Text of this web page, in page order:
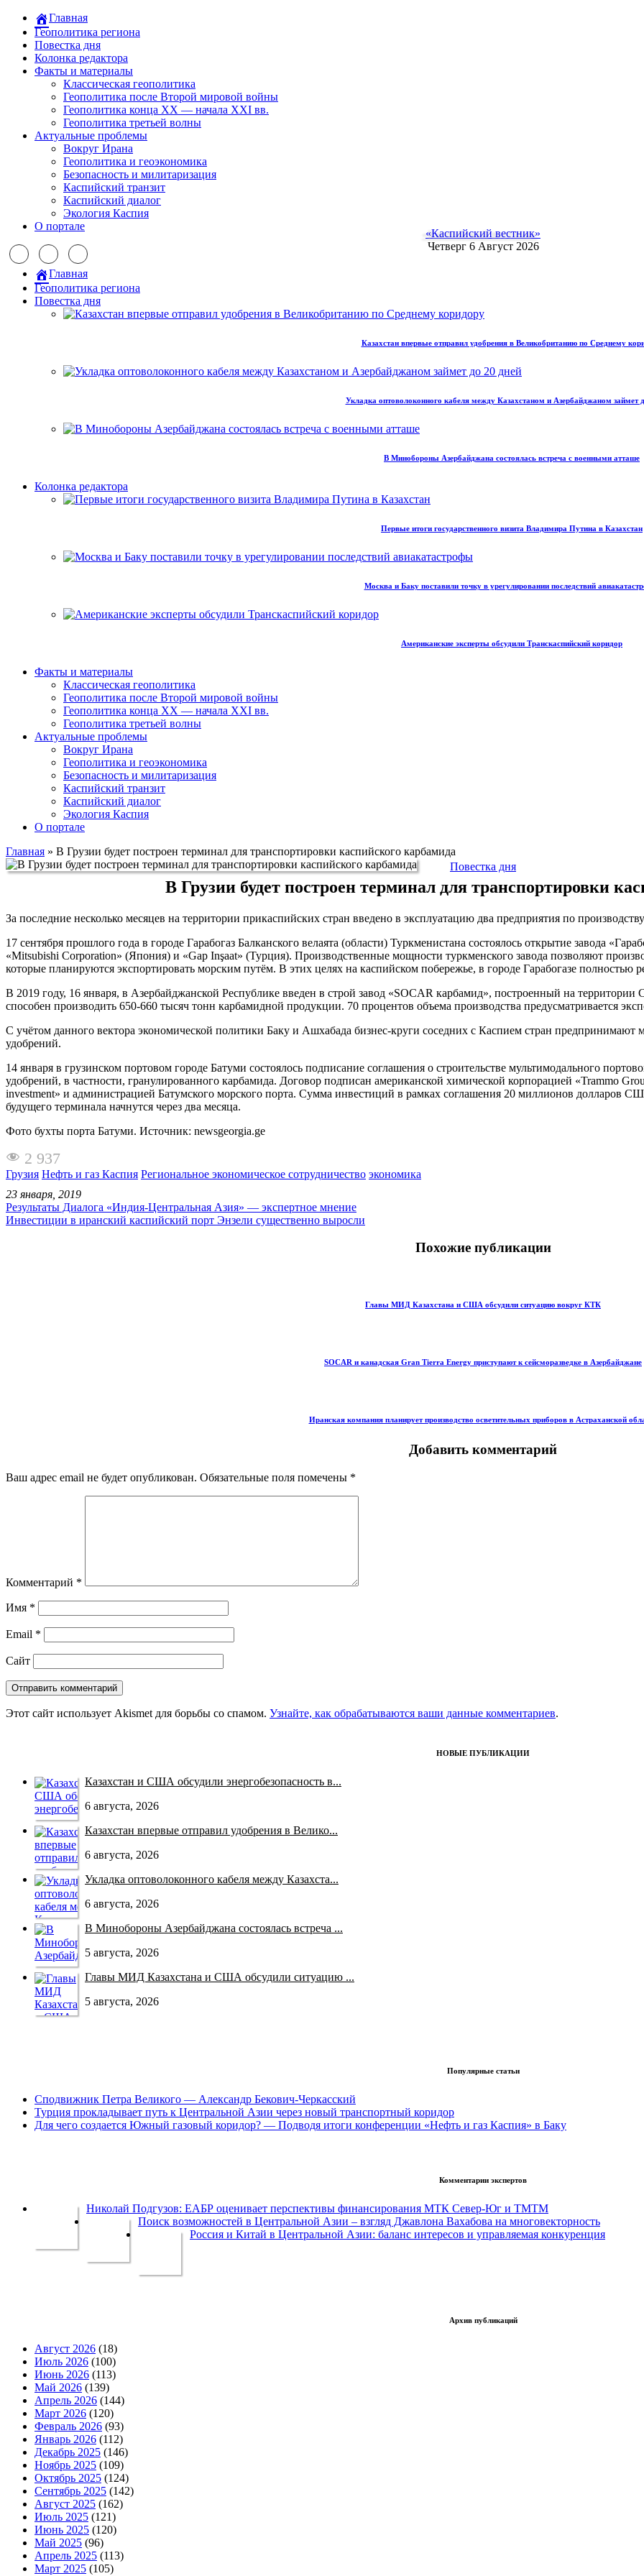
Главная
Геополитика региона
Повестка дня
Колонка редактора
Факты и материалы
Классическая геополитика
Геополитика после Второй мировой войны
Геополитика конца XX — начала XXI вв.
Геополитика третьей волны
Актуальные проблемы
Вокруг Ирана
Геополитика и геоэкономика
Безопасность и милитаризация
Каспийский транзит
Каспийский диалог
Экология Каспия
О портале
«Каспийский вестник»
Четверг 6 Август 2026
Главная
Геополитика региона
Повестка дня
Казахстан впервые отправил удобрения в Великобританию по Среднему
Укладка оптоволоконного кабеля между Казахстаном и Азербайджаном займет
В Минобороны Азербайджана состоялась встреча с военными атташе
Колонка редактора
Первые итоги государственного визита Владимира Путина в Казахстан
Москва и Баку поставили точку в урегулировании последствий
Американские эксперты обсудили Транскаспийский коридор
Факты и материалы
Классическая геополитика
Геополитика после Второй мировой войны
Геополитика конца XX — начала XXI вв.
Геополитика третьей волны
Актуальные проблемы
Вокруг Ирана
Геополитика и геоэкономика
Безопасность и милитаризация
Каспийский транзит
Каспийский диалог
Экология Каспия
О портале
Главная » В Грузии будет построен терминал для транспортировки каспийского карбамида
Повестка дня
В Грузии будет построен терминал для транспортировки
За последние несколько месяцев на территории прикаспийских стран введено в эксплуатацию два предприятия по
17 сентября прошлого года в городе Гарабогаз Балканского велаята (области) Туркменистана состоялось открытие завода
«Mitsubishi Corporation» (Япония) и «Gap Inşaat» (Турция). Производственные мощности туркменского завода позволяют
которые планируются экспортировать морским путём. В этих целях на каспийском побережье, в городе Гарабогазе полностью
В 2019 году, 16 января, в Азербайджанской Республике введен в строй завод «SOCAR карбамид», построенный на
способен производить 650-660 тысяч тонн карбамидной продукции. 70 процентов объема производства предусматривается
С учётом данного вектора экономической политики Баку и Ашхабада бизнес-круги соседних с Каспием стран
удобрений.
14 января в грузинском портовом городе Батуми состоялось подписание соглашения о строительстве мультимодального
удобрений, в частности, гранулированного карбамида. Договор подписан американской химической корпорацией «Trammo
investment» и администрацией Батумского морского порта. Сумма инвестиций в рамках соглашения 20 миллионов долларов
будущего терминала начнутся через два месяца.
Фото бухты порта Батуми. Источник: newsgeorgia.ge
2 937
Грузия Нефть и газ Каспия Региональное экономическое сотрудничество экономика
23 января, 2019
Результаты Диалога «Индия-Центральная Азия» — экспертное мнение
Инвестиции в иранский каспийский порт Энзели существенно выросли
Похожие публикации
Главы МИД Казахстана и США обсудили ситуацию вокруг КТК
SOCAR и канадская Gran Tierra Energy приступают к сейсморазведке в Азербайджане
Иранская компания планирует производство осветительных приборов в Астраханской
Добавить комментарий
Ваш адрес email не будет опубликован. Обязательные поля помечены *
Комментарий *
Имя *
Email *
Сайт
Этот сайт использует Akismet для борьбы со спамом. Узнайте, как обрабатываются ваши данные комментариев.
НОВЫЕ ПУБЛИКАЦИИ
Казахстан и США обсудили энергобезопасность в...
6 августа, 2026
Казахстан впервые отправил удобрения в Велико...
6 августа, 2026
Укладка оптоволоконного кабеля между Казахста...
6 августа, 2026
В Минобороны Азербайджана состоялась встреча ...
5 августа, 2026
Главы МИД Казахстана и США обсудили ситуацию ...
5 августа, 2026
Популярные статьи
Сподвижник Петра Великого — Александр Бекович-Черкасский
Турция прокладывает путь к Центральной Азии через новый транспортный коридор
Для чего создается Южный газовый коридор? — Подводя итоги конференции «Нефть и газ Каспия» в Баку
Комментарии экспертов
Николай Подгузов: ЕАБР оценивает перспективы финансирования МТК Север-Юг и ТМТМ
Поиск возможностей в Центральной Азии – взгляд Джавлона Вахабова на многовекторность
Россия и Китай в Центральной Азии: баланс интересов и управляемая конкуренция
Архив публикаций
Август 2026 (18)
Июль 2026 (100)
Июнь 2026 (113)
Май 2026 (139)
Апрель 2026 (144)
Март 2026 (120)
Февраль 2026 (93)
Январь 2026 (112)
Декабрь 2025 (146)
Ноябрь 2025 (109)
Октябрь 2025 (124)
Сентябрь 2025 (142)
Август 2025 (162)
Июль 2025 (121)
Июнь 2025 (120)
Май 2025 (96)
Апрель 2025 (113)
Март 2025 (105)